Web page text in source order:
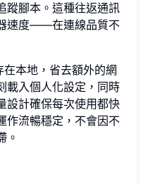
蹤腳本。這種往返通訊
速度——在連線品質不
本地，省去額外的網
載入個人化設定，同時
設計確保每次使用都快
作流暢穩定，不會因不
。